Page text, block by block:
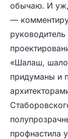
обычаю. И уж,
—
«Шалаш,
придуманы и
профнастила